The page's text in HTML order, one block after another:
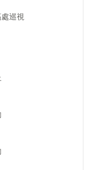
巡視